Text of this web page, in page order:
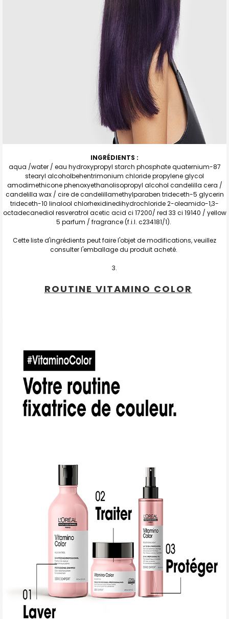
INGRÉDIENTS :
aqua /water / eau hydroxypropyl starch phosphate quaternium-87
stearyl alcoholbehentrimonium chloride propylene glycol
amodimethicone phenoxyethanolisopropyl alcohol candelilla cera /
candelilla wax / cire de candelillamethylparaben trideceth-5 glycerin
trideceth-10 linalool chlorhexidinedihydrochloride 2-oleamido-1,3-
octadecanediol resveratrol acetic acid ci 17200/ red 33 ci 19140 / yellow
5 parfum / fragrance (f.i.l. c234181/1).
Cette liste d'ingrédients peut faire l'objet de modifications, veuillez
consulter l'emballage du produit acheté.
ROUTINE VITAMINO COLOR